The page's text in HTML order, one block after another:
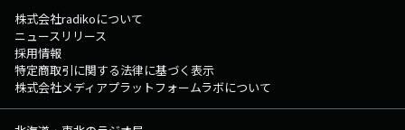
株式会社radikoについて
ニュースリリース
採用情報
特定商取引に関する法律に基づく表示
株式会社メディアプラットフォームラボについて